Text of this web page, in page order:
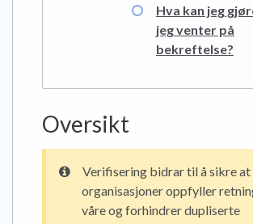
Hva kan jeg
jeg venter på
bekreftelse?
Oversikt
Verifisering bidrar til å sikre at
organisasjoner oppfyller
våre og forhindrer dupliserte